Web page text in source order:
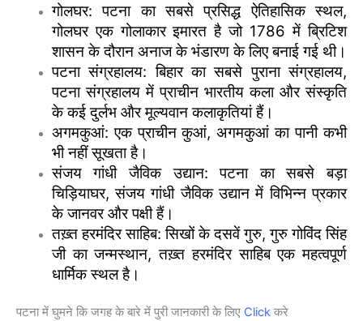
गोलघर: पटना का सबसे प्रसिद्ध ऐतिहासिक स्थल,
गोलघर एक गोलाकार इमारत है जो 1786 में ब्रिटिश
शासन के दौरान अनाज के भंडारण के लिए बनाई गई थी।
पटना संग्रहालय: बिहार का सबसे पुराना संग्रहालय,
पटना संग्रहालय में प्राचीन भारतीय कला और संस्कृति
के कई दुर्लभ और मूल्यवान कलाकृतियां हैं।
अगमकुआं: एक प्राचीन कुआं, अगमकुआं का पानी कभी
भी नहीं सूखता है।
संजय गांधी जैविक उद्यान: पटना का सबसे बड़ा
चिड़ियाघर, संजय गांधी जैविक उद्यान में विभिन्न प्रकार
के जानवर और पक्षी हैं।
तख़्त हरमंदिर साहिब: सिखों के दसवें गुरु, गुरु गोविंद सिंह
जी का जन्मस्थान, तख़्त हरमंदिर साहिब एक महत्वपूर्ण
धार्मिक स्थल है।
पटना में घुमने कि जगह के बारे में पुरी जानकारी के लिए Click करे